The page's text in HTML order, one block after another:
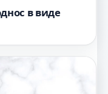
в виде